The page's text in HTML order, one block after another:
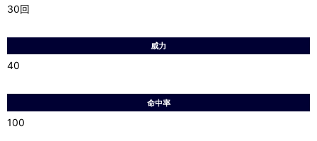
30回
威力
40
命中率
100